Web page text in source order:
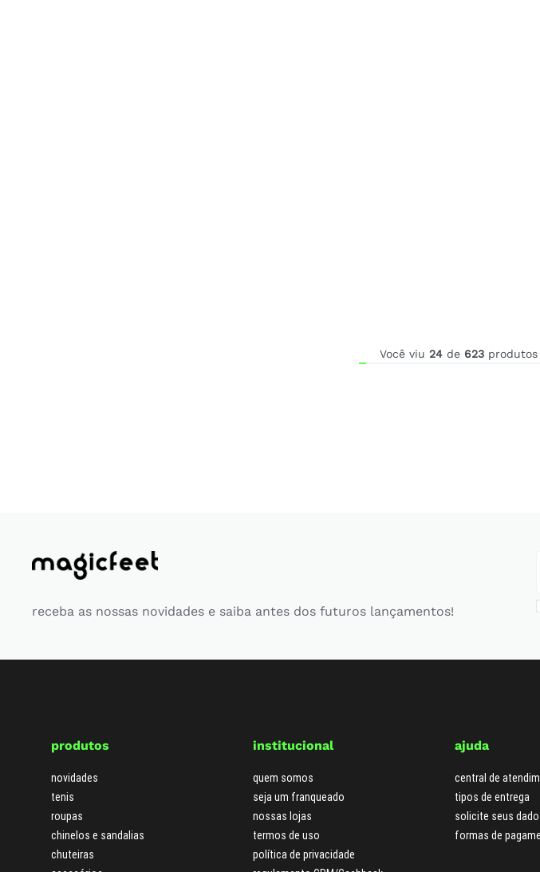
Você viu 24de 623produtos
receba as nossas novidades e saiba antes dos futuros lançamentos!
produtos
novidades
tenis
roupas
chinelos e sandalias
chuteiras
institucional
quem somos
seja um franqueado
nossas lojas
termos de uso
política de privacidade
ajuda
central de
tipos de entrega
solicite seus
formas de